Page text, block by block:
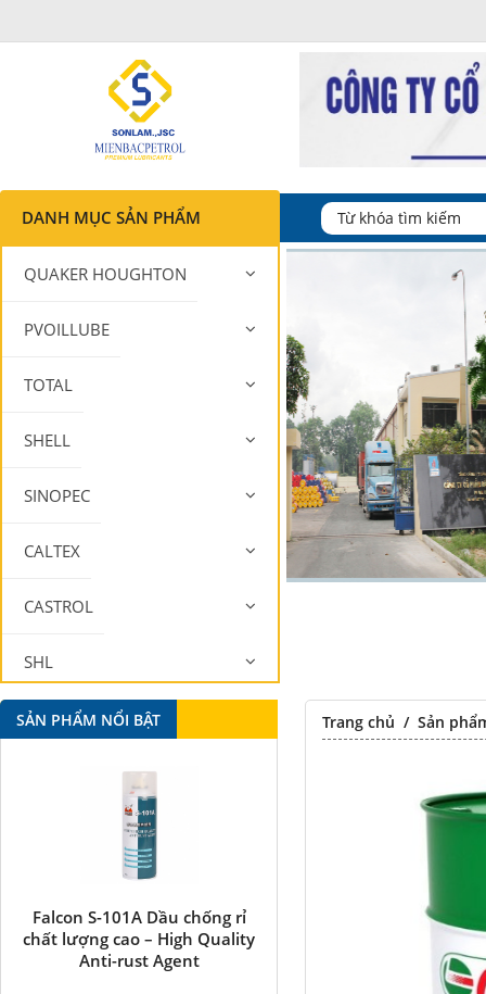
DANH MỤC SẢN PHẨM
QUAKER HOUGHTON
PVOILLUBE
TOTAL
SHELL
SINOPEC
CALTEX
CASTROL
SHL
MOBIL Trang chủ /Sản
SẢN PHẨM NỔI BẬT
Falcon S-101A Dầu chống rỉ
chất lượng cao – High Quality
Anti-rust Agent
Falcon S-350 Chất chống
bôi trơn đa năng –
Multipurpose
antirust agent